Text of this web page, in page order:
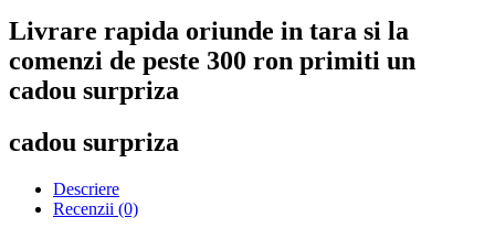
Livrare rapida oriunde in tara si la
comenzi de peste 300 ron primiti un
cadou surpriza
cadou surpriza
Descriere
Recenzii (0)